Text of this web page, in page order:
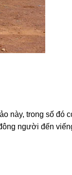
này, trong số đó
người đến